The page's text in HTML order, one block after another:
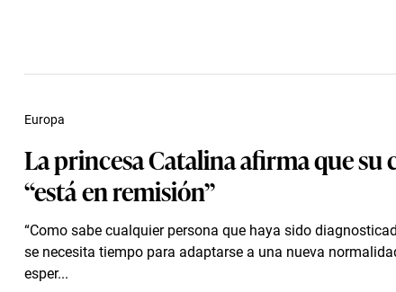
La princesa Catalina afirma que su
“está en remisión”
“Como sabe cualquier persona que haya sido
se necesita tiempo para adaptarse a una nueva
esper...
Europa